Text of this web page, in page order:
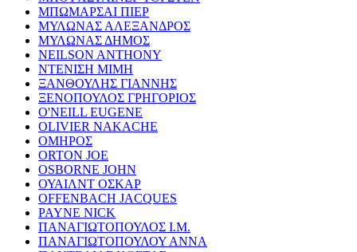
ΜΠΩΜΑΡΣΑΙ ΠΙΕΡ
ΜΥΛΩΝΑΣ ΑΛΕΞΑΝΔΡΟΣ
ΜΥΛΩΝΑΣ ΔΗΜΟΣ
NEILSON ANTHONY
ΝΤΕΝΙΣΗ ΜΙΜΗ
ΞΑΝΘΟΥΛΗΣ ΓΙΑΝΝΗΣ
ΞΕΝΟΠΟΥΛΟΣ ΓΡΗΓΟΡΙΟΣ
O'NEILL EUGENE
OLIVIER NAKACHE
ΟΜΗΡΟΣ
ORTON JOE
OSBORNE JOHN
ΟΥΑΙΛΝΤ ΟΣΚΑΡ
OFFENBACH JACQUES
PAYNE NICK
ΠΑΝΑΓΙΩΤΟΠΟΥΛΟΣ Ι.Μ.
ΠΑΝΑΓΙΩΤΟΠΟΥΛΟΥ ΑΝΝΑ